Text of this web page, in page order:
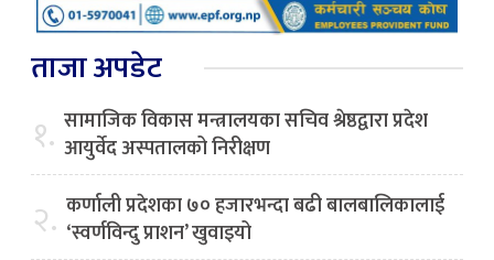
ताजा अपडेट
१. सामाजिक विकास मन्त्रालयका सचिव श्रेष्ठद्वारा प्रदेश
आयुर्वेद अस्पतालको निरीक्षण
२. कर्णाली प्रदेशका ७० हजारभन्दा बढी बालबालिकालाई
‘स्वर्णविन्दु प्राशन’ खुवाइयो